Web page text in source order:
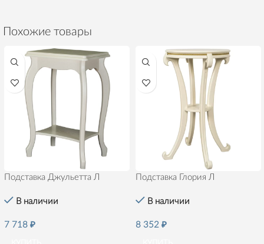
Похожие товары
Подставка Джульетта Л
В наличии
7 718 ₽
Подставка Глория Л
В наличии
8 352 ₽